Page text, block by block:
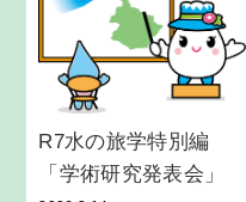
R7水の旅学特別編
「学術研究発表会」